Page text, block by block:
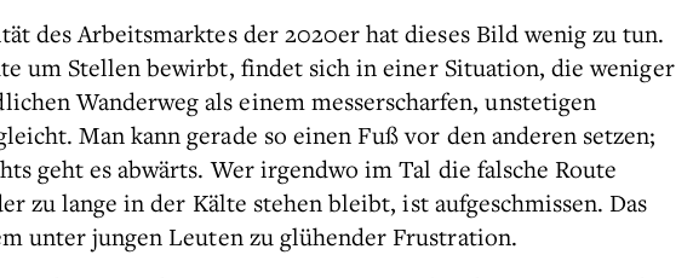
des Arbeitsmarktes der 2020er hat dieses Bild wenig zu tun.
um Stellen bewirbt, findet sich in einer Situation, die weniger
Wanderweg als einem messerscharfen, unstetigen
Man kann gerade so einen Fuß vor den anderen setzen;
geht es abwärts. Wer irgendwo im Tal die falsche Route
zu lange in der Kälte stehen bleibt, ist aufgeschmissen. Das
unter jungen Leuten zu glühender Frustration.